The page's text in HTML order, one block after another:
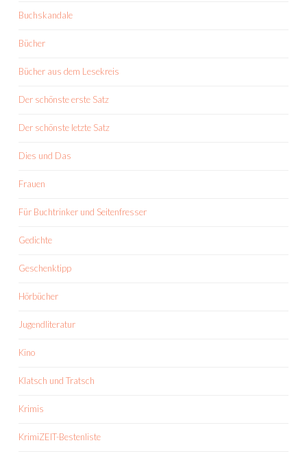
Buchskandale
Bücher
Bücher aus dem Lesekreis
Der schönste erste Satz
Der schönste letzte Satz
Dies und Das
Frauen
Für Buchtrinker und Seitenfresser
Gedichte
Geschenktipp
Hörbücher
Jugendliteratur
Kino
Klatsch und Tratsch
Krimis
KrimiZEIT-Bestenliste